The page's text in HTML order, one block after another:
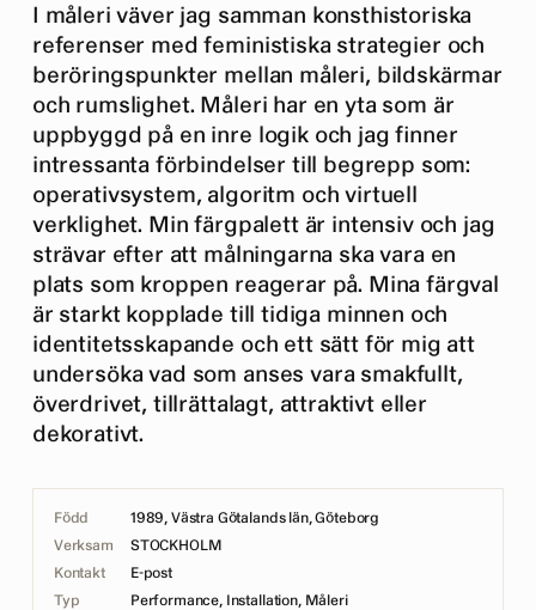
I måleri väver jag samman konsthistoriska
referenser med feministiska strategier och
beröringspunkter mellan måleri, bildskärmar
och rumslighet. Måleri har en yta som är
uppbyggd på en inre logik och jag finner
intressanta förbindelser till begrepp som:
operativsystem, algoritm och virtuell
verklighet. Min färgpalett är intensiv och jag
strävar efter att målningarna ska vara en
plats som kroppen reagerar på. Mina färgval
är starkt kopplade till tidiga minnen och
identitetsskapande och ett sätt för mig att
undersöka vad som anses vara smakfullt,
överdrivet, tillrättalagt, attraktivt eller
dekorativt.
Född
1989, Västra Götalands län, Göteborg
Verksam
STOCKHOLM
Kontakt
E-post
Typ
Performance, Installation, Måleri